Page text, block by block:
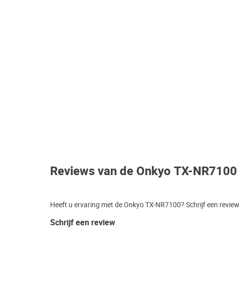
Reviews van de Onkyo TX-NR7100
Heeft u ervaring met de Onkyo TX-NR7100? Schrijf een
Schrijf een review